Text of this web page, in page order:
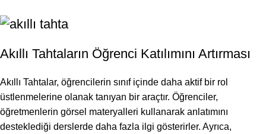
Akıllı Tahtaların Öğrenci Katılımını Artırması
Akıllı Tahtalar, öğrencilerin sınıf içinde daha aktif bir rol
üstlenmelerine olanak tanıyan bir araçtır. Öğrenciler,
öğretmenlerin görsel materyalleri kullanarak anlatımını
desteklediği derslerde daha fazla ilgi gösterirler. Ayrıca,